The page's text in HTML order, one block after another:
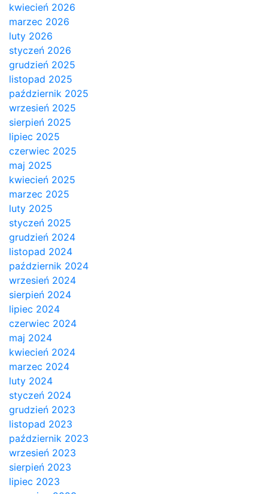
kwiecień 2026
marzec 2026
luty 2026
styczeń 2026
grudzień 2025
listopad 2025
październik 2025
wrzesień 2025
sierpień 2025
lipiec 2025
czerwiec 2025
maj 2025
kwiecień 2025
marzec 2025
luty 2025
styczeń 2025
grudzień 2024
listopad 2024
październik 2024
wrzesień 2024
sierpień 2024
lipiec 2024
czerwiec 2024
maj 2024
kwiecień 2024
marzec 2024
luty 2024
styczeń 2024
grudzień 2023
listopad 2023
październik 2023
wrzesień 2023
sierpień 2023
lipiec 2023